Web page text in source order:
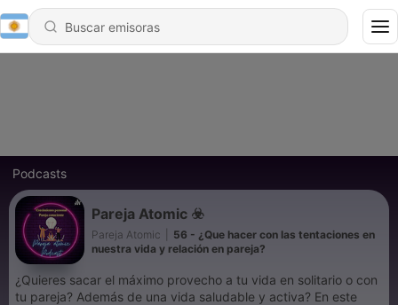
Podcasts
Pareja Atomic ☣️
Pareja Atomic
56 - ¿Que hacer con las tentaciones en
nuestra vida y relación en pareja?
¿Quieres sacar el máximo provecho a tu vida en solitario o con
tu pareja? Además de una vida saludable y activa? En este